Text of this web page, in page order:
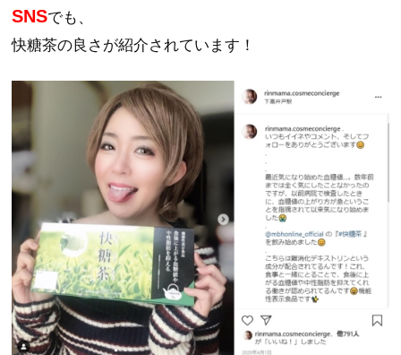
SNSでも、
快糖茶の良さが紹介されています！